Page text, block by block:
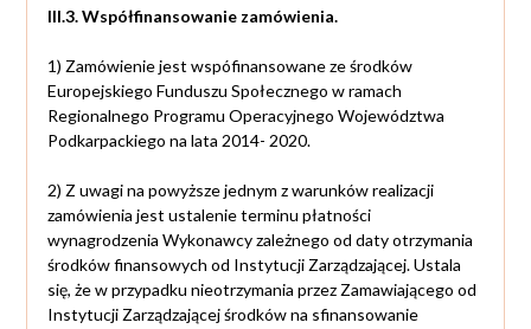
III.3. Współfinansowanie zamówienia.
1) Zamówienie jest wspófinansowane ze środków
Europejskiego Funduszu Społecznego w ramach
Regionalnego Programu Operacyjnego Województwa
Podkarpackiego na lata 2014- 2020.
2) Z uwagi na powyższe jednym z warunków realizacji
zamówienia jest ustalenie terminu płatności
wynagrodzenia Wykonawcy zależnego od daty otrzymania
środków finansowych od Instytucji Zarządzającej. Ustala
się, że w przypadku nieotrzymania przez Zamawiającego od
Instytucji Zarządzającej środków na sfinansowanie